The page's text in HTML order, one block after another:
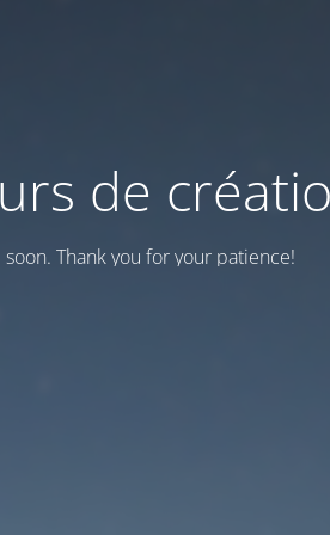
de
Thank you for your patience!